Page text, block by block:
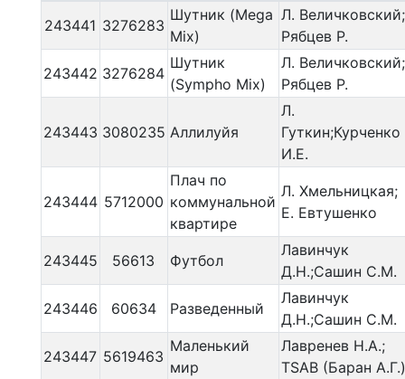
243441 3276283
Шутник (Mega
Mix)
Л. Величковский;
Рябцев Р.
243442 3276284
Шутник
(Sympho Mix)
Л. Величковский;
Рябцев Р.
243443 3080235 Аллилуйя
Л.
Гуткин;Курченко
И.Е.
243444 5712000
Плач по
коммунальной
квартире
Л. Хмельницкая;
Е. Евтушенко
243445 56613 Футбол
Лавинчук
Д.Н.;Сашин С.М.
243446 60634 Разведенный
Лавинчук
Д.Н.;Сашин С.М.
243447 5619463
Маленький
мир
Лавренев Н.А.;
TSAB (Баран А.Г.)